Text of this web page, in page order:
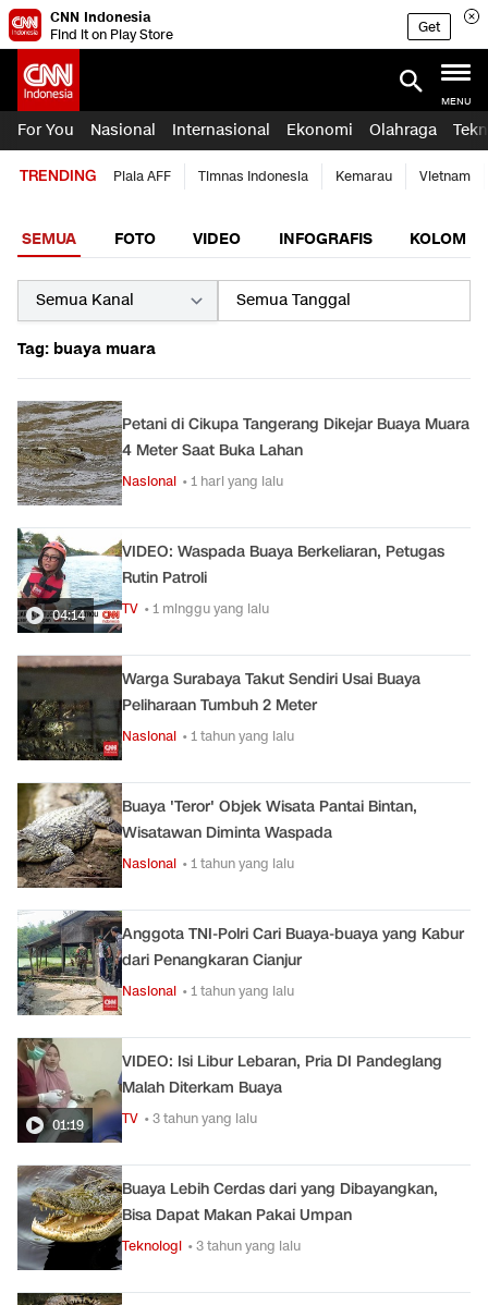
CNN Indonesia
Find it on Play Store
Get
MENU
For You Nasional Internasional Ekonomi Olahraga
TRENDING Piala AFF Timnas Indonesia Kemarau Vietnam
SEMUA FOTO VIDEO INFOGRAFIS KOLOM
Tag: buaya muara
Petani di Cikupa Tangerang Dikejar Buaya Muara
4 Meter Saat Buka Lahan
Nasional • 1 hari yang lalu
04:14
VIDEO: Waspada Buaya Berkeliaran, Petugas
Rutin Patroli
TV • 1 minggu yang lalu
Warga Surabaya Takut Sendiri Usai Buaya
Peliharaan Tumbuh 2 Meter
Nasional • 1 tahun yang lalu
Buaya 'Teror' Objek Wisata Pantai Bintan,
Wisatawan Diminta Waspada
Nasional • 1 tahun yang lalu
Anggota TNI-Polri Cari Buaya-buaya yang Kabur
dari Penangkaran Cianjur
Nasional • 1 tahun yang lalu
01:19
VIDEO: Isi Libur Lebaran, Pria DI Pandeglang
Malah Diterkam Buaya
TV • 3 tahun yang lalu
Buaya Lebih Cerdas dari yang Dibayangkan,
Bisa Dapat Makan Pakai Umpan
Teknologi • 3 tahun yang lalu